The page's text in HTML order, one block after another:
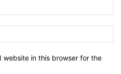
website in this browser for the